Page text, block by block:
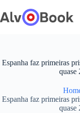
para
o
Espanha faz primeiras
quase
Espanha faz primeiras
quase